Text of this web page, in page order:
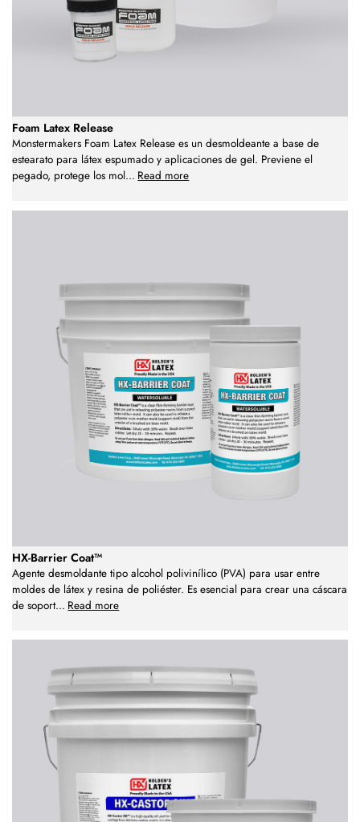
Foam Latex Release
Monstermakers Foam Latex Release es un desmoldeante a base de
estearato para látex espumado y aplicaciones de gel. Previene el
pegado, protege los mol... Read more
HX-Barrier Coat™
Agente desmoldante tipo alcohol polivinílico (PVA) para usar entre
moldes de látex y resina de poliéster. Es esencial para crear una cáscara
de soport... Read more